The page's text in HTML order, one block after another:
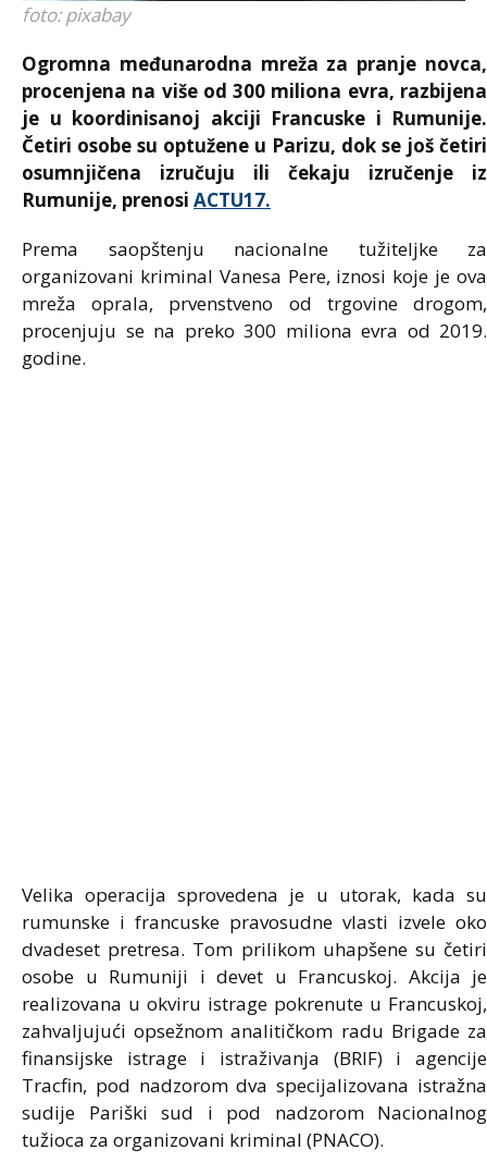
foto: pixabay
Ogromna međunarodna mreža za pranje novca,
procenjena na više od 300 miliona evra, razbijena
je u koordinisanoj akciji Francuske i Rumunije.
Četiri osobe su optužene u Parizu, dok se još četiri
osumnjičena izručuju ili čekaju izručenje iz
Rumunije, prenosi ACTU17.
Prema saopštenju nacionalne tužiteljke za
organizovani kriminal Vanesa Pere, iznosi koje je ova
mreža oprala, prvenstveno od trgovine drogom,
procenjuju se na preko 300 miliona evra od 2019.
godine.
Velika operacija sprovedena je u utorak, kada su
rumunske i francuske pravosudne vlasti izvele oko
dvadeset pretresa. Tom prilikom uhapšene su četiri
osobe u Rumuniji i devet u Francuskoj. Akcija je
realizovana u okviru istrage pokrenute u Francuskoj,
zahvaljujući opsežnom analitičkom radu Brigade za
finansijske istrage i istraživanja (BRIF) i agencije
Tracfin, pod nadzorom dva specijalizovana istražna
sudije Pariški sud i pod nadzorom Nacionalnog
tužioca za organizovani kriminal (PNACO).